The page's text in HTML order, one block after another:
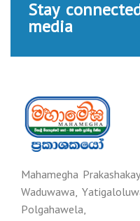
Stay
media
Mahamegha
Waduwawa,
Polgahawela,